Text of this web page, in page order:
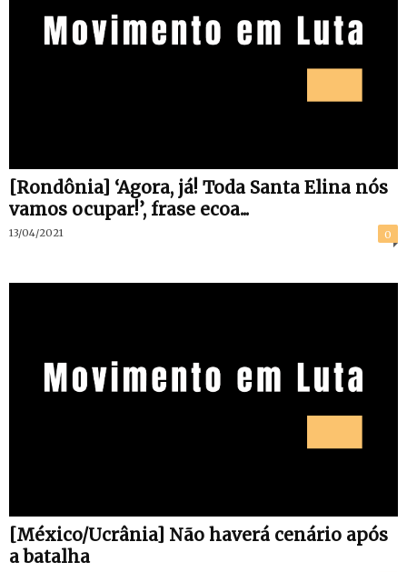
[Rondônia] ‘Agora, já! Toda Santa Elina nós
vamos ocupar!’, frase ecoa...
13/04/2021 0
[México/Ucrânia] Não haverá cenário após
a batalha